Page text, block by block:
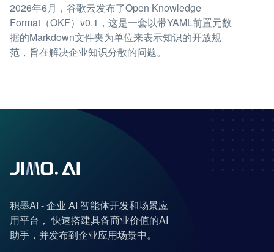
2026年6月，谷歌云发布了Open Knowledge
Format（OKF）v0.1，这是一套以带YAML前置元数
据的Markdown文件夹为单位来表示知识的开放规
范，旨在解决企业知识分散的问题。
积墨AI - 企业 AI 智能体开发和场景应
用平台， 快速搭建具备商业价值的AI
助手，并发布到企业应用场景中。